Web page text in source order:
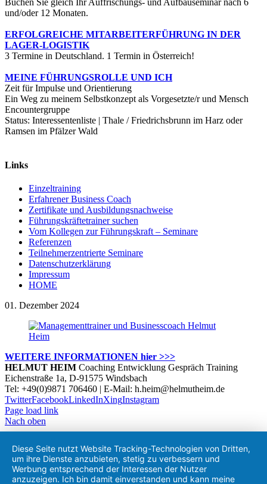
und/oder 12 Monaten.
ERFOLGREICHE MITARBEITERFÜHRUNG IN DER
LAGER-LOGISTIK
3 Termine in Deutschland. 1 Termin in Österreich!
MEINE FÜHRUNGSROLLE UND ICH
Zeit für Impulse und Orientierung
Ein Weg zu meinem Selbstkonzept als Vorgesetzte/r und Mensch
Encountergruppe
Status: Interessentenliste | Thale / Friedrichsbrunn im Harz oder
Ramsen im Pfälzer Wald
Links
Einzeltraining
Erfahrener Business Coach
Zertifikate und Ausbildungsnachweise
Führungskräftetrainer suchen
Vom Kollegen zur Führungskraft – Seminare
Referenzen
Teilnehmerzentrierte Seminare
Datenschutzerklärung
Impressum
HOME
01. Dezember 2024
WEITERE INFORMATIONEN hier >>>
HELMUT HEIM Coaching Entwicklung Gespräch Training
Eichenstraße 1a, D-91575 Windsbach
Tel: +49(0)9871 706460 | E-Mail: h.heim@helmutheim.de
TwitterFacebookLinkedInXingInstagram
Page load link
Diese Seite nutzt Website Tracking-Technologien von Dritten,
um ihre Dienste anzubieten, stetig zu verbessern und
Werbung entsprechend der Interessen der Nutzer
anzuzeigen. Ich bin damit einverstanden und kann meine
Nach oben